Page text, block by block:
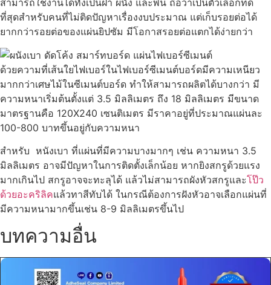
สามารถใช้งานได้ทั้งเป็นฝ้า ผนัง และพื้น ถือว่าเป็นตัวเลือกที่ดี
ที่สุดสำหรับคนที่ไม่ติดปัญหาเรื่องงบประมาณ แต่เก็บรอยต่อได้
ยากกว่ารอยต่อของแผ่นยิปซัม มีโอกาสรอยต่อแตกได้ง่ายกว่า
ด้วยความที่เส้นใยไฟเบอร์ในไฟเบอร์ซีเมนต์บอร์ดมีความเหนียว
มากกว่าเศษไม้ในซีเมนต์บอร์ด ทำให้สามารถผลิตได้บางกว่า มี
ความหนาเริ่มต้นตั้งแต่ 3.5 มิลลิเมตร ถึง 18 มิลลิเมตร มีขนาด
มาตรฐานคือ 120X240 เซนติเมตร มีราคาอยู่ที่ประมาณแผ่นละ
100-800 บาทขึ้นอยู่กับความหนา
สำหรับ หนังเบา ที่แผ่นที่มีความบางมากๆ เช่น ความหนา 3.5
มิลลิเมตร อาจมีปัญหาในการติดตั้งเล็กน้อย หากยิงสกรูด้วยแรง
มากเกินไป สกรูอาจจะทะลุได้ แล้วไม่สามารถผังหัวสกรูและโป๊ว
ด้วยอะคริลิคแล้วทาสีทับได้ ในกรณีต้องการฝังหัวอาจเลือกแผ่นที่
มีความหนามากขึ้นเช่น 8-9 มิลลิเมตรขึ้นไป
บทความอื่น